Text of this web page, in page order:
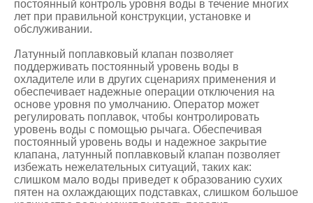
постоянный контроль уровня воды в течение многих
лет при правильной конструкции, установке и
обслуживании.
Латунный поплавковый клапан позволяет
поддерживать постоянный уровень воды в
охладителе или в других сценариях применения и
обеспечивает надежные операции отключения на
основе уровня по умолчанию. Оператор может
регулировать поплавок, чтобы контролировать
уровень воды с помощью рычага. Обеспечивая
постоянный уровень воды и надежное закрытие
клапана, латунный поплавковый клапан позволяет
избежать нежелательных ситуаций, таких как:
слишком мало воды приведет к образованию сухих
пятен на охлаждающих подставках, слишком большое